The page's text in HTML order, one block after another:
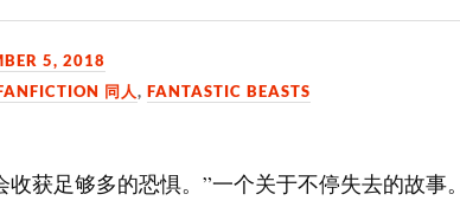
5, 2018
同人,FANTASTIC BEASTS
获足够多的恐惧。”一个关于不停失去的故事。